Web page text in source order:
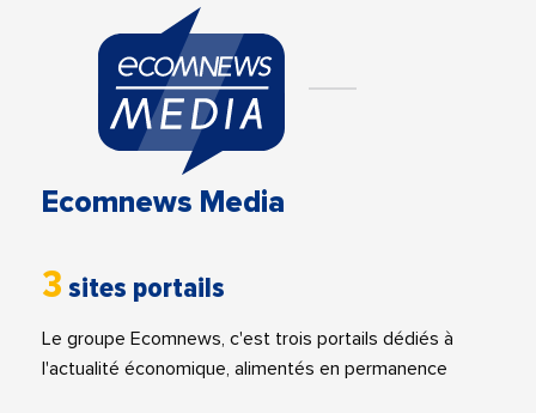
Ecomnews Media
3 sites portails
Le groupe Ecomnews, c'est trois portails dédiés à
l'actualité économique, alimentés en permanence